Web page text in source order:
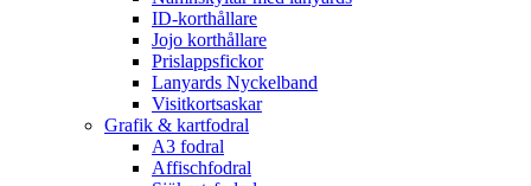
ID-korthållare
Jojo korthållare
Prislappsfickor
Lanyards Nyckelband
Visitkortsaskar
Grafik & kartfodral
A3 fodral
Affischfodral